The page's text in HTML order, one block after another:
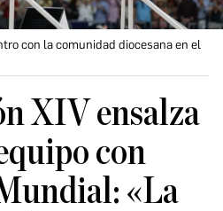
con la comunidad diocesana en el
XIV ensalza
con
«La